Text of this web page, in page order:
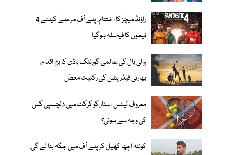
راؤنڈ میچز کا اختتام، پلے آف مرحلے کیلئے 4
ٹیموں کا فیصلہ ہوگیا
والی بال کی عالمی گورننگ باڈی کا بڑا اقدام،
بھارتی فیڈریشن کی رکنیت معطل
معروف ٹینس اسٹار کو کرکٹ میں دلچسپی کس
کی وجہ سے ہوئی؟
کوئٹہ اچھا کھیل کر پلے آف میں جگہ بنا لے گی،